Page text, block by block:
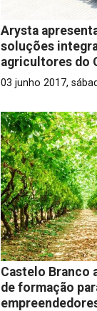
Arysta
soluções
agricultores do
03 junho 2017,
Castelo Branco
de formação